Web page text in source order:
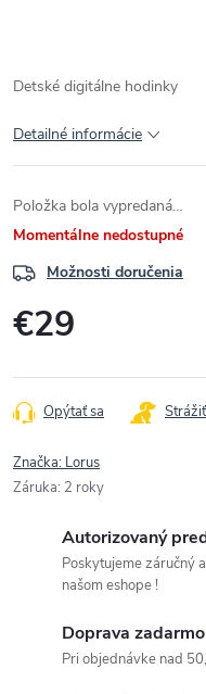
Detské digitálne hodinky
Detailné informácie
Položka bola vypredaná…
Momentálne nedostupné
Možnosti doručenia
€29
cena:
Opýtať sa Strážiť
Značka: Lorus
Záruka: 2 roky
Autorizovaný
Poskytujeme záručný
našom eshope !
Doprava zadarmo
Pri objednávke nad